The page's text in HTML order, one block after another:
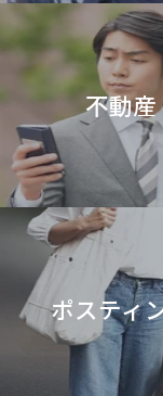
なお、下記に該当す
とがあります。
・本人又は第三者の
・違法又は不当な行
・国の安全が害され
なわれるおそれ
又は他国若しくは国
・犯罪の予防，鎮圧
ぶおそれのある場合
・当社の業務の適正
・法令に違反するこ
開示や訂正等を請求
返し手続きのご案内
＜個人情報の取扱い
〒105-0004
東京都港区新橋五丁
レッドフォックス株
Tel:03-6452-8040(代表)
不動産
ポスティ